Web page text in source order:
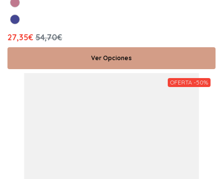
27,35€ 54,70€
Ver Opciones
OFERTA -50%